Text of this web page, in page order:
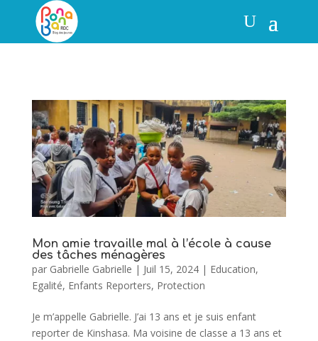
Mon amie travaille mal à l’école à cause
des tâches ménagères
par Gabrielle Gabrielle | Juil 15, 2024| Education,
Egalité, Enfants Reporters, Protection
Je m’appelle Gabrielle. J’ai 13 ans et je suis enfant
reporter de Kinshasa. Ma voisine de classe a 13 ans et